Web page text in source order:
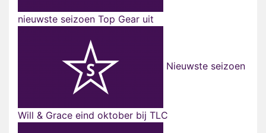
nieuwste seizoen Top Gear uit
Nieuwste seizoen
Will & Grace eind oktober bij TLC